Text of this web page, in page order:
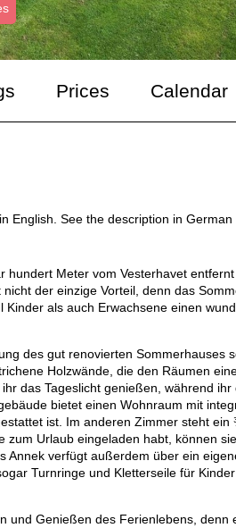
Prices Calendar
English. See the description in
Meter vom Vesterhavet
der einzige Vorteil, denn das
als auch Erwachsene einen
des gut renovierten Sommerhauses
Holzwände, die den Räumen
das Tageslicht genießen, während
bietet einen Wohnraum mit
ist. Im anderen Zimmer steht
Urlaub eingeladen habt, können
Annek verfügt außerdem über ein
Turnringe und Kletterseile für
und Genießen des Ferienlebens,